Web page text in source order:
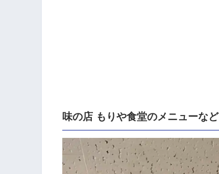
味の店 もりや食堂のメニューなど